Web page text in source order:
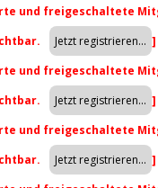
und freigeschaltete
]
und freigeschaltete
]
und freigeschaltete
]